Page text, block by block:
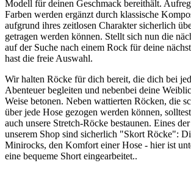
Modell für deinen Geschmack bereithält.
Farben werden ergänzt durch klassische
aufgrund ihres zeitlosen Charakter sicherlich
getragen werden können. Stellt sich nun die
auf der Suche nach einem Rock für deine
hast die freie Auswahl.
Wir halten Röcke für dich bereit, die dich bei
Abenteuer begleiten und nebenbei deine
Weise betonen. Neben wattierten Röcken, die
über jede Hose gezogen werden können,
auch unsere Stretch-Röcke bestaunen. Eines
unserem Shop sind sicherlich "Skort Röcke":
Minirocks, den Komfort einer Hose - hier ist
eine bequeme Short eingearbeitet..